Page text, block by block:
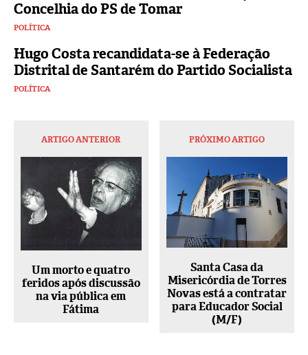
Concelhia do PS de Tomar
POLÍTICA
Hugo Costa recandidata-se à Federação
Distrital de Santarém do Partido Socialista
POLÍTICA
ARTIGO ANTERIOR
Um morto e quatro
feridos após discussão
na via pública em
Fátima
PRÓXIMO ARTIGO
Santa Casa da
Misericórdia de Torres
Novas está a contratar
para Educador Social
(M/F)